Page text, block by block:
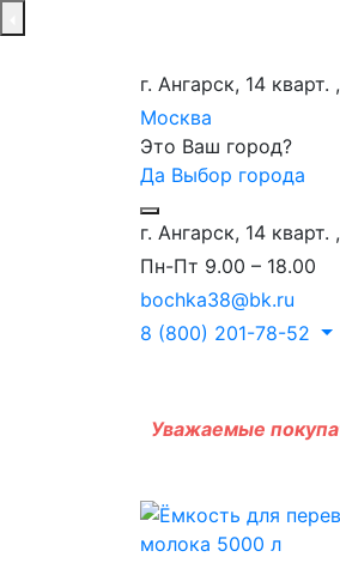
г. Ангарск, 14 кварт.
Москва
Это Ваш город?
Да Выбор города
г. Ангарск, 14 кварт.
Пн-Пт 9.00 – 18.00
bochka38@bk.ru
8 (800) 201-78-52
Уважаемые